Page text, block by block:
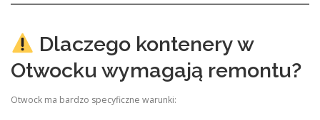
Dlaczego kontenery w
Otwocku wymagają remontu?
Otwock ma bardzo specyficzne warunki: